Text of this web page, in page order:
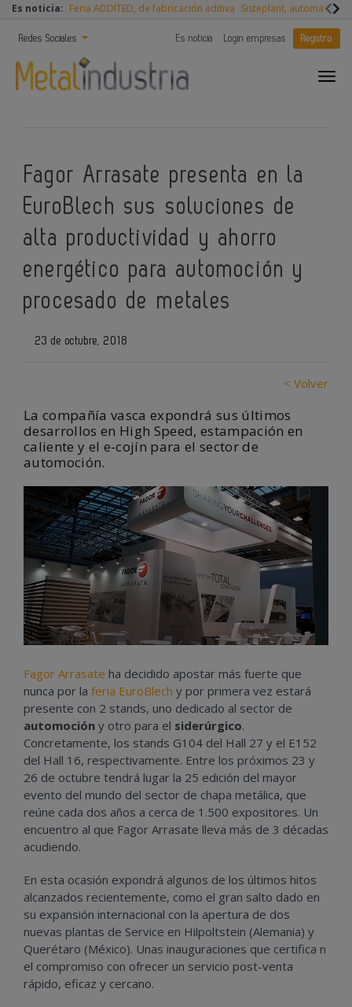
Es noticia: Feria ADDITED, de fabricación aditiva Sisteplant,
Redes Sociales Es noticia Login empresas Registro
Fagor Arrasate presenta en la
EuroBlech sus soluciones de
alta productividad y ahorro
energético para automoción y
procesado de metales
23 de octubre, 2018
< Volver
La compañía vasca expondrá sus últimos
desarrollos en High Speed, estampación en
caliente y el e-cojín para el sector de
automoción.
Fagor Arrasate ha decidido apostar más fuerte que
nunca por la feria EuroBlech y por primera vez estará
presente con 2 stands, uno dedicado al sector de
automoción y otro para el siderúrgico.
Concretamente, los stands G104 del Hall 27 y el E152
del Hall 16, respectivamente. Entre los próximos 23 y
26 de octubre tendrá lugar la 25 edición del mayor
evento del mundo del sector de chapa metálica, que
reúne cada dos años a cerca de 1.500 expositores. Un
encuentro al que Fagor Arrasate lleva más de 3 décadas
acudiendo.
En esta ocasión expondrá algunos de los últimos hitos
alcanzados recientemente, como el gran salto dado en
su expansión internacional con la apertura de dos
nuevas plantas de Service en Hilpoltstein (Alemania) y
Querétaro (México). Unas inauguraciones que certifica n
el compromiso con ofrecer un servicio post-venta
rápido, eficaz y cercano.